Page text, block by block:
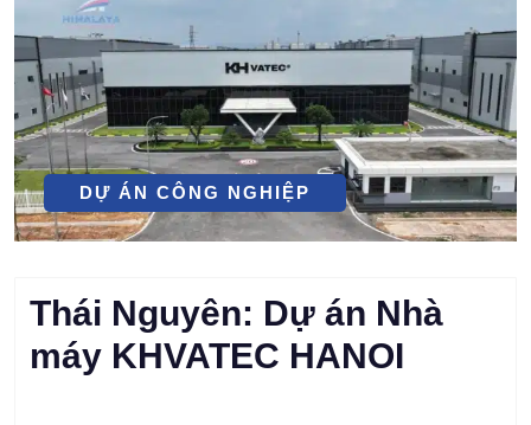
DỰ ÁN CÔNG NGHIỆP
Thái Nguyên: Dự án Nhà
máy KHVATEC HANOI